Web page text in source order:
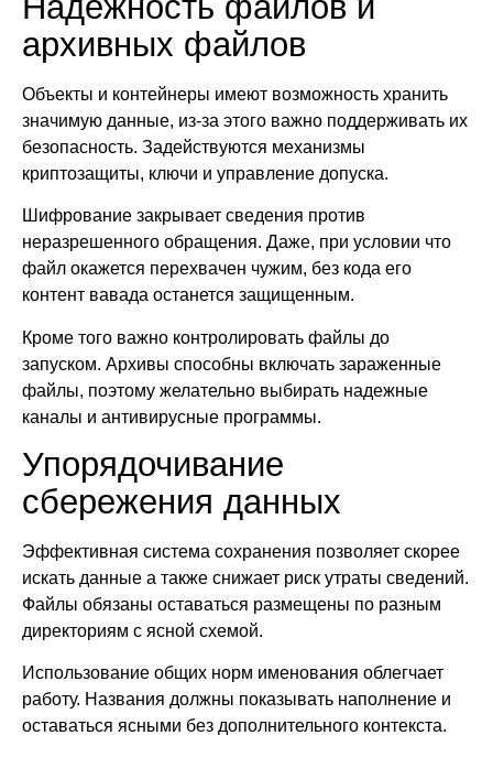
архивных файлов
Объекты и контейнеры имеют возможность хранить
значимую данные, из-за этого важно поддерживать их
безопасность. Задействуются механизмы
криптозащиты, ключи и управление допуска.
Шифрование закрывает сведения против
неразрешенного обращения. Даже, при условии что
файл окажется перехвачен чужим, без кода его
контент вавада останется защищенным.
Кроме того важно контролировать файлы до
запуском. Архивы способны включать зараженные
файлы, поэтому желательно выбирать надежные
каналы и антивирусные программы.
Упорядочивание
сбережения данных
Эффективная система сохранения позволяет скорее
искать данные а также снижает риск утраты сведений.
Файлы обязаны оставаться размещены по разным
директориям с ясной схемой.
Использование общих норм именования облегчает
работу. Названия должны показывать наполнение и
оставаться ясными без дополнительного контекста.